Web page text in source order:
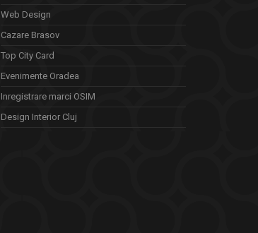
Web Design
Cazare Brasov
Top City Card
Evenimente Oradea
Inregistrare marci OSIM
Design Interior Cluj